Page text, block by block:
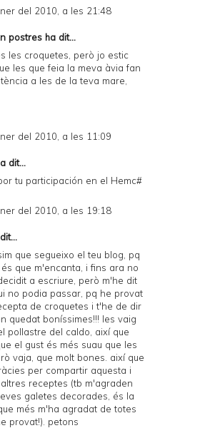
del 2010, a les 21:48
postres ha dit...
les croquetes, però jo estic
les que feia la meva àvia fan
a les de la teva mare,
del 2010, a les 11:09
dit...
tu participación en el Hemc#
del 2010, a les 19:18
que segueixo el teu blog, pq
que m'encanta, i fins ara no
a escriure, però m'he dit
no podia passar, pq he provat
de croquetes i t'he de dir
quedat boníssimes!!! les vaig
pollastre del caldo, així que
el gust és més suau que les
vaja, que molt bones. així que
per compartir aquesta i
receptes (tb m'agraden
galetes decorades, és la
més m'ha agradat de totes
provat!). petons